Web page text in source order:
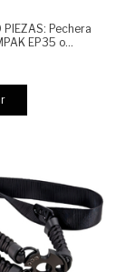
PIEZAS: Pechera
EP35 o
o Bolso
o Resistente
Urbano y EDC